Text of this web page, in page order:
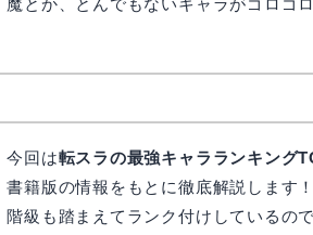
今回は転スラの最強キャラランキング
書籍版の情報をもとに徹底解説します
階級も踏まえてランク付けしているの